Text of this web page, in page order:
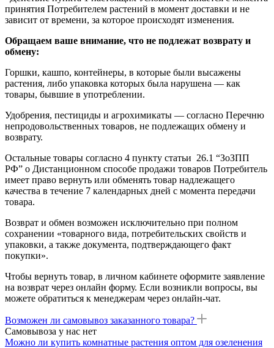
принятия Потребителем растений в момент доставки и не
зависит от времени, за которое происходят изменения.
Обращаем ваше внимание, что не подлежат возврату и
обмену:
Горшки, кашпо, контейнеры, в которые были высажены
растения, либо упаковка которых была нарушена — как
товары, бывшие в употреблении.
Удобрения, пестициды и агрохимикаты — согласно Перечню
непродовольственных товаров, не подлежащих обмену и
возврату.
Остальные товары согласно 4 пункту статьи 26.1 “ЗоЗПП
РФ” о Дистанционном способе продажи товаров Потребитель
имеет право вернуть или обменять товар надлежащего
качества в течение 7 календарных дней с момента передачи
товара.
Возврат и обмен возможен исключительно при полном
сохранении «товарного вида, потребительских свойств и
упаковки, а также документа, подтверждающего факт
покупки».
Чтобы вернуть товар, в личном кабинете оформите заявление
на возврат через онлайн форму. Если возникли вопросы, вы
можете обратиться к менеджерам через онлайн-чат.
Возможен ли самовывоз заказанного товара?
Самовывоза у нас нет
Можно ли купить комнатные растения оптом для озеленения